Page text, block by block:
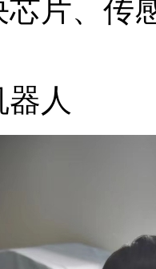
片、传
人